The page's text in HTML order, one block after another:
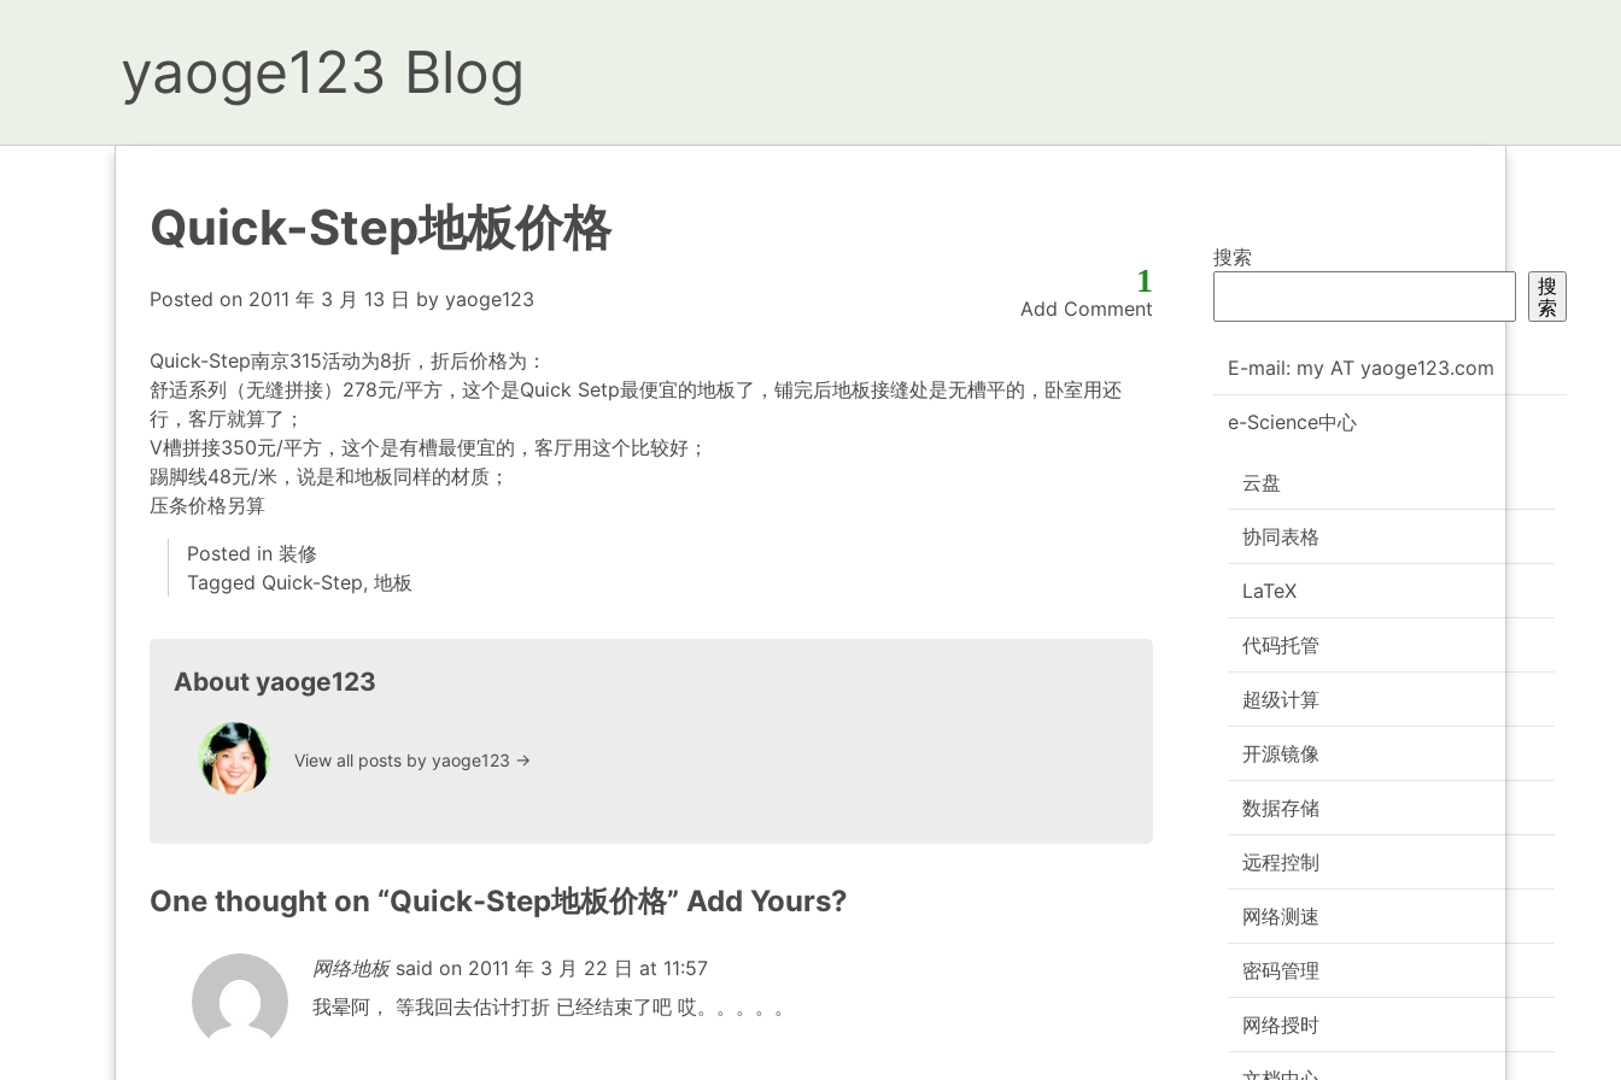
yaoge123 Blog
Quick-Step地板价格
1
Add Comment
Posted on 2011 年 3 月 13 日 by yaoge123
Quick-Step南京315活动为8折，折后价格为：
舒适系列（无缝拼接）278元/平方，这个是Quick Setp最便宜的地板了，铺完后地板接缝处是无槽平的，卧室用还
行，客厅就算了；
V槽拼接350元/平方，这个是有槽最便宜的，客厅用这个比较好；
踢脚线48元/米，说是和地板同样的材质；
压条价格另算
Posted in 装修
Tagged Quick-Step, 地板
About yaoge123
View all posts by yaoge123 →
One thought on “Quick-Step地板价格” Add Yours?
网络地板 said on 2011 年 3 月 22 日 at 11:57
我晕阿， 等我回去估计打折 已经结束了吧 哎。。。。。
搜索
搜
索
E-mail: my AT yaoge123.com
e-Science中心
云盘
协同表格
LaTeX
代码托管
超级计算
开源镜像
数据存储
远程控制
网络测速
密码管理
网络授时